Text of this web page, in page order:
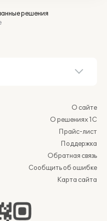
решения
О сайте
О решениях 1С
Прайс-лист
Поддержка
Обратная связь
Сообщить об ошибке
Карта сайта